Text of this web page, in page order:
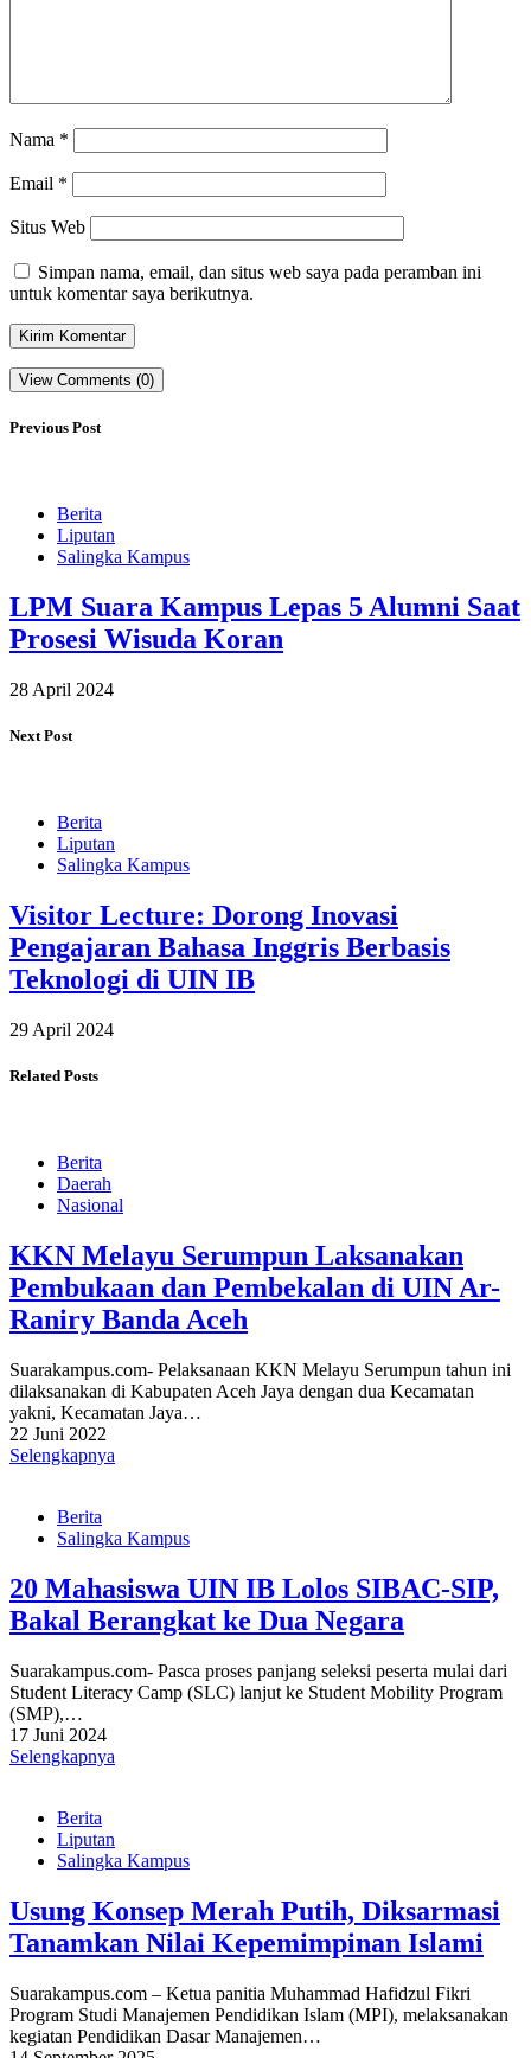
Nama *
Email *
Situs Web
Simpan nama, email, dan situs web saya pada peramban ini
untuk komentar saya berikutnya.
View Comments (0)
Previous Post
Berita
Liputan
Salingka Kampus
LPM Suara Kampus Lepas 5 Alumni Saat
Prosesi Wisuda Koran
28 April 2024
Next Post
Berita
Liputan
Salingka Kampus
Visitor Lecture: Dorong Inovasi
Pengajaran Bahasa Inggris Berbasis
Teknologi di UIN IB
29 April 2024
Related Posts
Berita
Daerah
Nasional
KKN Melayu Serumpun Laksanakan
Pembukaan dan Pembekalan di UIN Ar-
Raniry Banda Aceh
Suarakampus.com- Pelaksanaan KKN Melayu Serumpun tahun ini
dilaksanakan di Kabupaten Aceh Jaya dengan dua Kecamatan
yakni, Kecamatan Jaya…
22 Juni 2022
Selengkapnya
Berita
Salingka Kampus
20 Mahasiswa UIN IB Lolos SIBAC-SIP,
Bakal Berangkat ke Dua Negara
Suarakampus.com- Pasca proses panjang seleksi peserta mulai dari
Student Literacy Camp (SLC) lanjut ke Student Mobility Program
(SMP),…
17 Juni 2024
Selengkapnya
Berita
Liputan
Salingka Kampus
Usung Konsep Merah Putih, Diksarmasi
Tanamkan Nilai Kepemimpinan Islami
Suarakampus.com – Ketua panitia Muhammad Hafidzul Fikri
Program Studi Manajemen Pendidikan Islam (MPI), melaksanakan
kegiatan Pendidikan Dasar Manajemen…